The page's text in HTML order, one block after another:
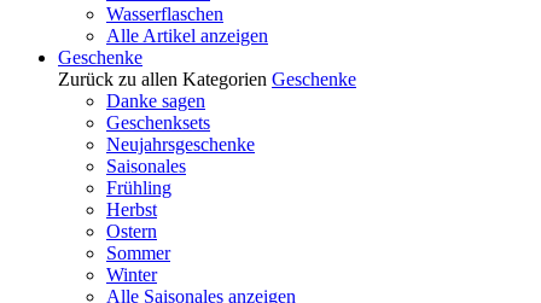
Wasserflaschen
Alle Artikel anzeigen
Geschenke
Zurück zu allen Kategorien Geschenke
Danke sagen
Geschenksets
Neujahrsgeschenke
Saisonales
Frühling
Herbst
Ostern
Sommer
Winter
Alle Saisonales anzeigen